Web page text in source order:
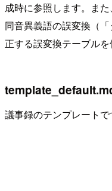
成時に参照します。ま
同音異義語の誤変換（
正する誤変換テーブルを
議事録のテンプレートで